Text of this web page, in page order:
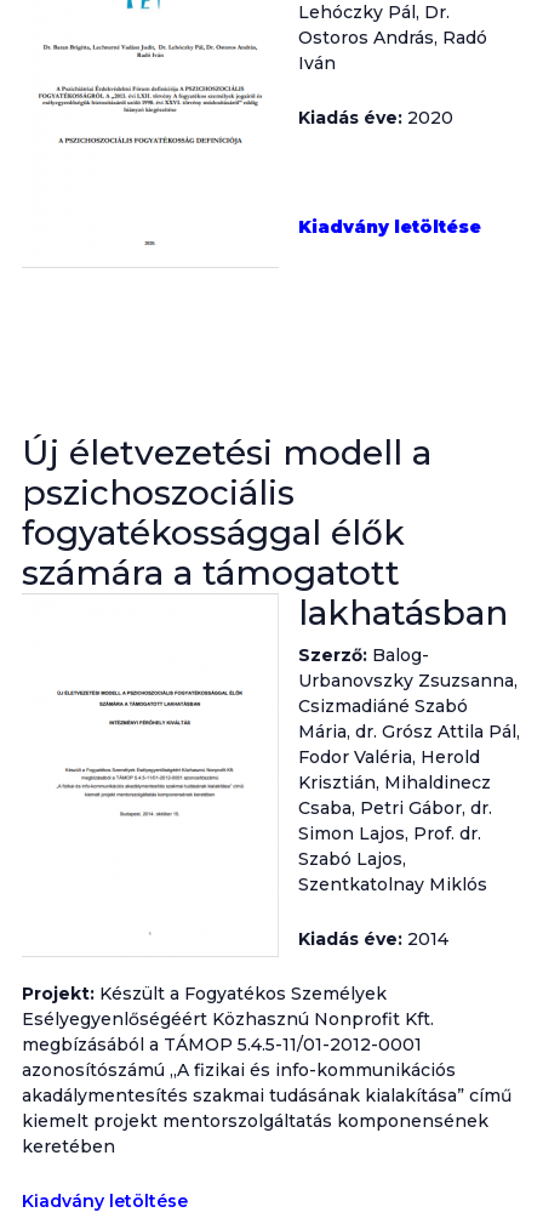
Lehóczky Pál, Dr.
Ostoros András, Radó
Iván
Kiadás éve:2020
Kiadvány letöltése
Új életvezetési modell a
pszichoszociális
fogyatékossággal élők
számára a támogatott
lakhatásban
Szerző:Balog-
Urbanovszky Zsuzsanna,
Csizmadiáné Szabó
Mária, dr. Grósz Attila Pál,
Fodor Valéria, Herold
Krisztián, Mihaldinecz
Csaba, Petri Gábor, dr.
Simon Lajos, Prof. dr.
Szabó Lajos,
Szentkatolnay Miklós
Kiadás éve:2014
Projekt: Készült a Fogyatékos Személyek
Esélyegyenlőségéért Közhasznú Nonprofit Kft.
megbízásából a TÁMOP 5.4.5-11/01-2012-0001
azonosítószámú „A fizikai és info-kommunikációs
akadálymentesítés szakmai tudásának kialakítása” című
kiemelt projekt mentorszolgáltatás komponensének
keretében
Kiadvány letöltése